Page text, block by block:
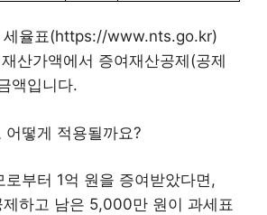
세율표(https://www.nts.go.kr)
산가액에서 증여재산공제(공제
액입니다.
어떻게 적용될까요?
로부터 1억 원을 증여받았다면,
하고 남은 5,000만 원이 과세표